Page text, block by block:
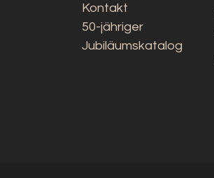
Kontakt
50-jähriger
Jubiläumskatalog